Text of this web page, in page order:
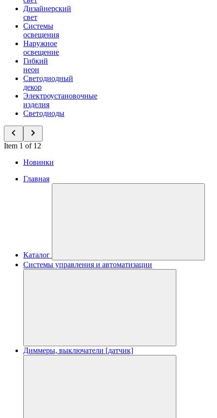
Дизайнерский
свет
Системы
освещения
Наружное
освещение
Гибкий
неон
Светодиодный
декор
Электроустановочные
изделия
Светодиоды
Item 1 of 12
Новинки
Главная
Каталог
Системы управления и автоматизации
Диммеры, выключатели [датчик]